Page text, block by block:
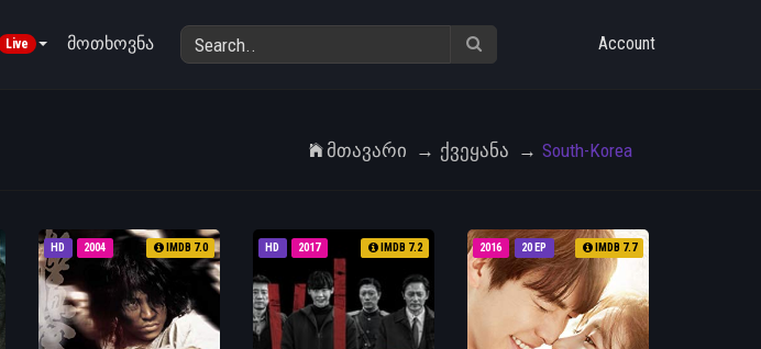
Live მოთხოვნა Account
Მთავარი Ქვეყანა South-Korea
HD 2004 IMDB 7.0 HD 2017 IMDB 7.2 20 EP
2016 IMDB 7.7